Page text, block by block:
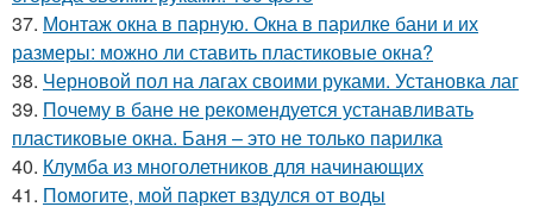
37. Монтаж окна в парную. Окна в парилке бани и их
размеры: можно ли ставить пластиковые окна?
38. Черновой пол на лагах своими руками. Установка лаг
39. Почему в бане не рекомендуется устанавливать
пластиковые окна. Баня – это не только парилка
40. Клумба из многолетников для начинающих
41. Помогите, мой паркет вздулся от воды